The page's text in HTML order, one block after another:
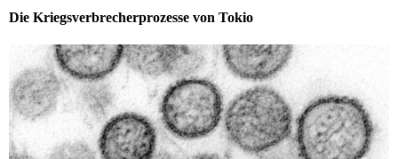
Die Kriegsverbrecherprozesse von Tokio